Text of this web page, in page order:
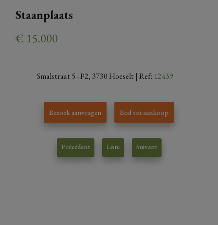
Staanplaats
€ 15.000
Smalstraat 5 - P2, 3730 Hoeselt| Ref: 12439
Bezoek aanvragen Bod tot aankoop
Précédent Liste Suivant